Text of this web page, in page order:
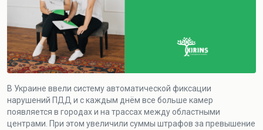
В Украине ввели систему автоматической фиксации
нарушений ПДД и с каждым днём все больше камер
появляется в городах и на трассах между областными
центрами. При этом увеличили суммы штрафов за превышение